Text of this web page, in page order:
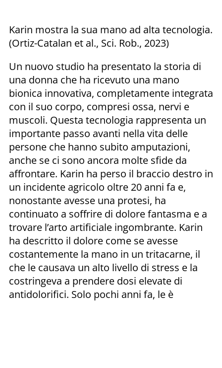
Karin mostra la sua mano ad alta tecnologia.
(Ortiz-Catalan et al., Sci. Rob., 2023)
Un nuovo studio ha presentato la storia di
una donna che ha ricevuto una mano
bionica innovativa, completamente integrata
con il suo corpo, compresi ossa, nervi e
muscoli. Questa tecnologia rappresenta un
importante passo avanti nella vita delle
persone che hanno subito amputazioni,
anche se ci sono ancora molte sfide da
affrontare. Karin ha perso il braccio destro in
un incidente agricolo oltre 20 anni fa e,
nonostante avesse una protesi, ha
continuato a soffrire di dolore fantasma e a
trovare l’arto artificiale ingombrante. Karin
ha descritto il dolore come se avesse
costantemente la mano in un tritacarne, il
che le causava un alto livello di stress e la
costringeva a prendere dosi elevate di
antidolorifici. Solo pochi anni fa, le è